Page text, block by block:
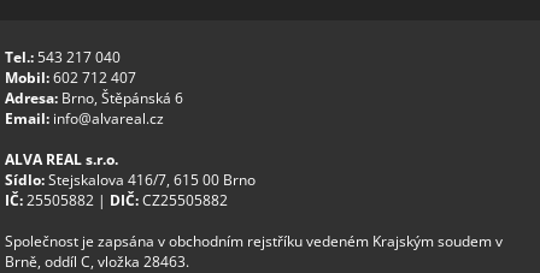
Tel.:543 217 040
Mobil:602 712 407
Adresa: Brno, Štěpánská 6
Email: info@alvareal.cz
ALVA REAL s.r.o.
Sídlo:Stejskalova 416/7, 615 00 Brno
IČ:25505882 | DIČ:CZ25505882
Společnost je zapsána v obchodním rejstříku vedeném Krajským soudem v
Brně, oddíl C, vložka 28463.